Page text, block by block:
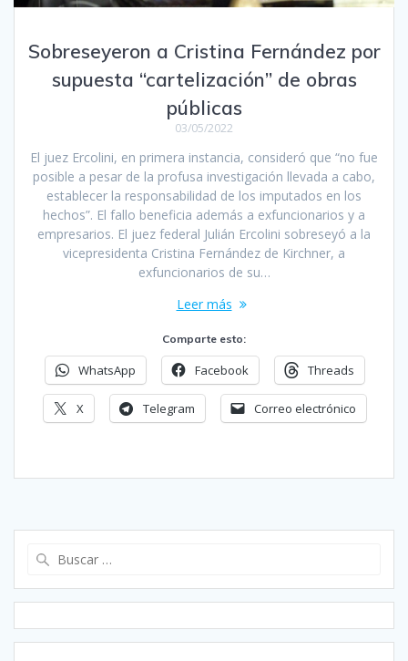
Sobreseyeron a Cristina Fernández por
supuesta “cartelización” de obras
públicas
03/05/2022
El juez Ercolini, en primera instancia, consideró que “no fue
posible a pesar de la profusa investigación llevada a cabo,
establecer la responsabilidad de los imputados en los
hechos”. El fallo beneficia además a exfuncionarios y a
empresarios. El juez federal Julián Ercolini sobreseyó a la
vicepresidenta Cristina Fernández de Kirchner, a
exfuncionarios de su…
Leer más
Comparte esto:
WhatsApp Facebook Threads
X Telegram Correo electrónico